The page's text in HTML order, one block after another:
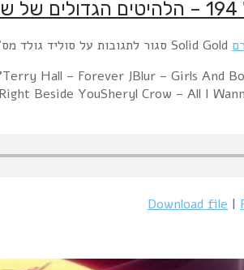
1 Erasure – AlwaysMirjam's Dream